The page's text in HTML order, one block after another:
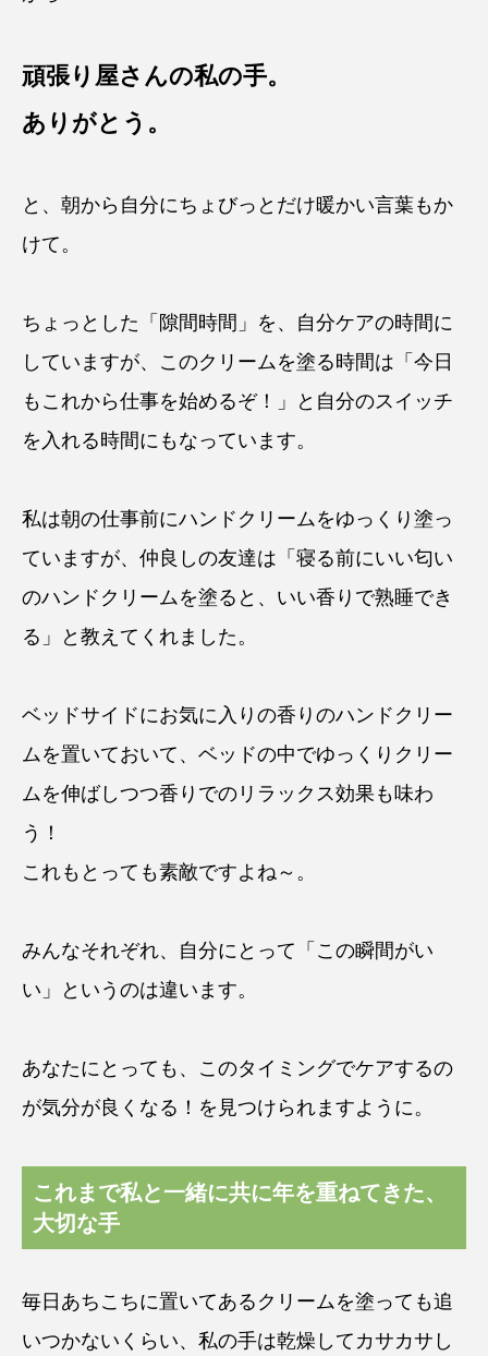
頑張り屋さんの私の手。
ありがとう。
と、朝から自分にちょびっとだけ暖かい言葉もか
けて。
ちょっとした「隙間時間」を、自分ケアの時間に
していますが、このクリームを塗る時間は「今日
もこれから仕事を始めるぞ！」と自分のスイッチ
を入れる時間にもなっています。
私は朝の仕事前にハンドクリームをゆっくり塗っ
ていますが、仲良しの友達は「寝る前にいい匂い
のハンドクリームを塗ると、いい香りで熟睡でき
る」と教えてくれました。
ベッドサイドにお気に入りの香りのハンドクリー
ムを置いておいて、ベッドの中でゆっくりクリー
ムを伸ばしつつ香りでのリラックス効果も味わ
う！
これもとっても素敵ですよね～。
みんなそれぞれ、自分にとって「この瞬間がい
い」というのは違います。
あなたにとっても、このタイミングでケアするの
が気分が良くなる！を見つけられますように。
これまで私と一緒に共に年を重ねてきた、
大切な手
毎日あちこちに置いてあるクリームを塗っても追
いつかないくらい、私の手は乾燥してカサカサし